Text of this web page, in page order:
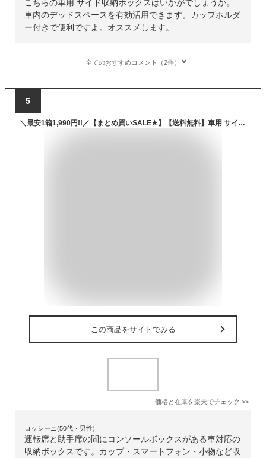
こちらの車用 サイド収納ボックスはいかがでしょうか。
車内のデッドスペースを有効活用できます。カップホルダ
ー付きで便利ですよ。オススメします。
全てのおすすめコメント（2件）
5
＼最安1箱1,990円!!／【まとめ買いSALE★】【送料無料】車用 サイド収納ボックス シーサイドボックス 車 ドリンクホルダー 収納 車載 コンソールボックス シートサイドポケット サイド収納ボックス 運転席と助手席 コンソール カップホルダー 車用品 隙間収納 収納ボックス
この商品をサイトでみる
価格と在庫を楽天でチェック >>
ロッシーニ(50代・男性)
運転席と助手席の間にコンソールボックスがある車対応の
収納ボックスです。カップ・スマートフォン・小物など収